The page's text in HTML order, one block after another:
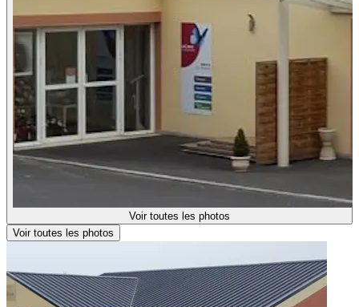
Voir toutes les photos
Voir toutes les photos